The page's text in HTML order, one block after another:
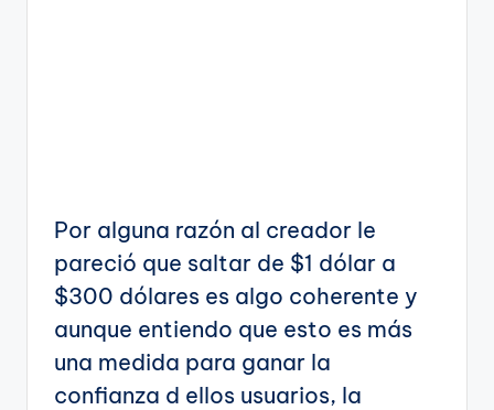
Por alguna razón al creador le
pareció que saltar de $1 dólar a
$300 dólares es algo coherente y
aunque entiendo que esto es más
una medida para ganar la
confianza d ellos usuarios, la